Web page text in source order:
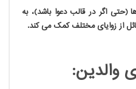
اگر در قالب دعوا باشد)، به
از زوایای مختلف کمک می کند.
والدین: